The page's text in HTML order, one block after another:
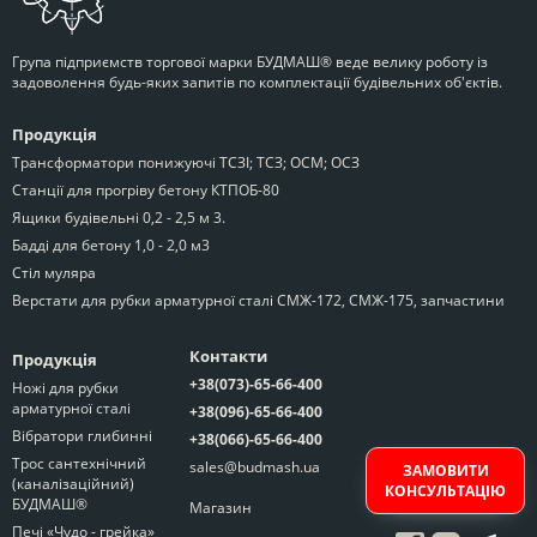
Група підприємств торгової марки БУДМАШ® веде велику роботу із
задоволення будь-яких запитів по комплектації будівельних об'єктів.
Продукція
Трансформатори понижуючі ТСЗІ; ТСЗ; ОСМ; ОСЗ
Станції для прогріву бетону КТПОБ-80
Ящики будівельні 0,2 - 2,5 м 3.
Бадді для бетону 1,0 - 2,0 м3
Стіл муляра
Верстати для рубки арматурної сталі СМЖ-172, СМЖ-175, запчастини
Продукція
Ножі для рубки
арматурної сталі
Вібратори глибинні
Трос сантехнічний
(каналізаційний)
БУДМАШ®
Печі «Чудо - грейка»
Контакти
+38(073)-65-66-400
+38(096)-65-66-400
+38(066)-65-66-400
sales@budmash.ua
Магазин
ЗАМОВИТИ
КОНСУЛЬТАЦІЮ